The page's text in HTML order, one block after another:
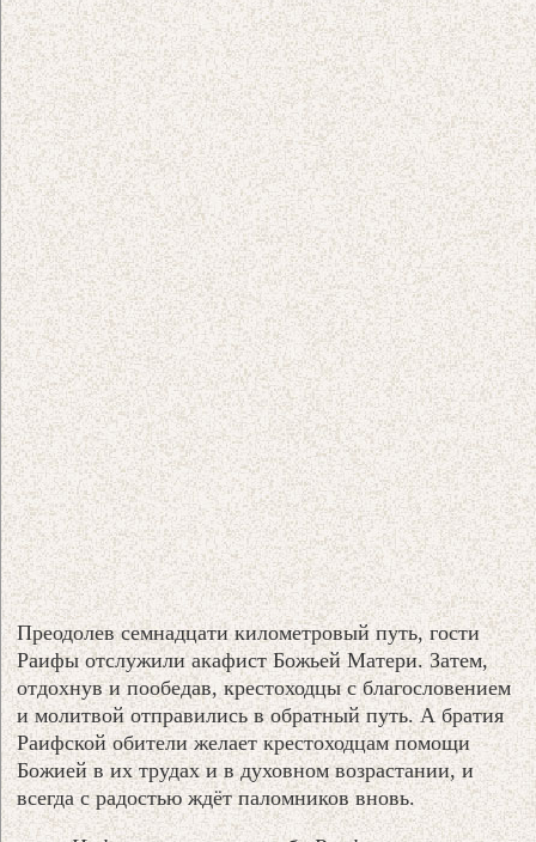
Преодолев семнадцати километровый путь, гости
Раифы отслужили акафист Божьей Матери. Затем,
отдохнув и пообедав, крестоходцы с благословением
и молитвой отправились в обратный путь. А братия
Раифской обители желает крестоходцам помощи
Божией в их трудах и в духовном возрастании, и
всегда с радостью ждёт паломников вновь.